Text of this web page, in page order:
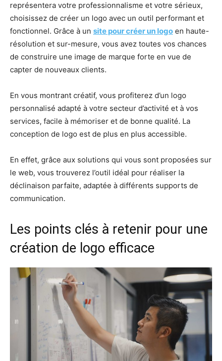
représentera votre professionnalisme et votre sérieux,
choisissez de créer un logo avec un outil performant et
fonctionnel. Grâce à un site pour créer un logo en haute-
résolution et sur-mesure, vous avez toutes vos chances
de construire une image de marque forte en vue de
capter de nouveaux clients.
En vous montrant créatif, vous profiterez d’un logo
personnalisé adapté à votre secteur d’activité et à vos
services, facile à mémoriser et de bonne qualité. La
conception de logo est de plus en plus accessible.
En effet, grâce aux solutions qui vous sont proposées sur
le web, vous trouverez l’outil idéal pour réaliser la
déclinaison parfaite, adaptée à différents supports de
communication.
Les points clés à retenir pour une
création de logo efficace